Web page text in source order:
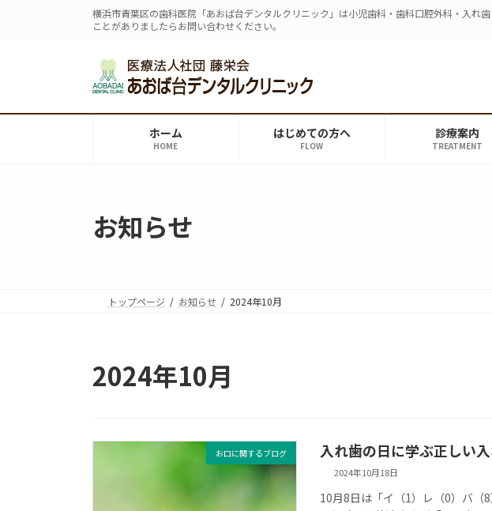
横浜市青葉区の歯科医院「あおば台デンタルクリニック」は小児歯科・歯科口腔外科・入れ
ことがありましたらお問い合わせください。
ホーム
HOME
はじめての方へ
FLOW
診療案内
TREATMENT
お知らせ
トップページ お知らせ 2024年10月
2024年10月
お口に関するブログ 入れ歯の日に学ぶ正しい
2024年10月18日
10月8日は「イ（1）レ（0）バ（